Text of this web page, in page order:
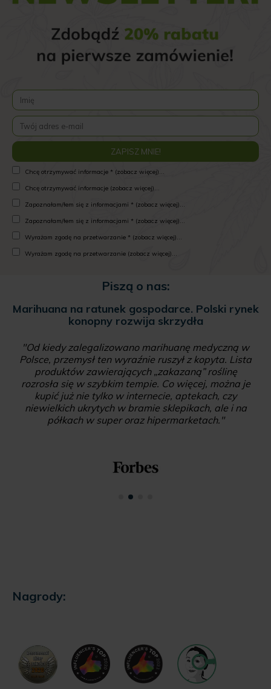
Chcę otrzymywać informacje * (zobacz więcej)...
Chcę otrzymywać informacje (zobacz więcej)...
Zapoznałam/łem się z informacjami * (zobacz więcej)...
Zapoznałam/łem się z informacjami * (zobacz więcej)...
Wyrażam zgodę na przetwarzanie * (zobacz więcej)...
Wyrażam zgodę na przetwarzanie (zobacz więcej)...
Piszą o nas:
Marihuana na ratunek gospodarce. Polski rynek
konopny rozwija skrzydła
"Od kiedy zalegalizowano marihuanę medyczną w
Polsce, przemysł ten wyraźnie ruszył z kopyta. Lista
produktów zawierających „zakazaną” roślinę
rozrosła się w szybkim tempie. Co więcej, można je
kupić już nie tylko w internecie, aptekach, czy
niewielkich ukrytych w bramie sklepikach, ale i na
półkach w super oraz hipermarketach."
Nagrody: